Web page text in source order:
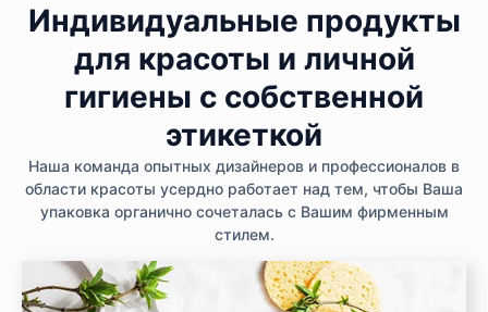
Индивидуальные продукты
для красоты и личной
гигиены с собственной
этикеткой
Наша команда опытных дизайнеров и профессионалов в
области красоты усердно работает над тем, чтобы Ваша
упаковка органично сочеталась с Вашим фирменным
стилем.